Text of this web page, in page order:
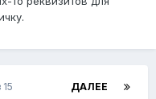
ДАЛЕЕ